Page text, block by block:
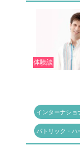
体験談
インターナショ
パトリック・ハ